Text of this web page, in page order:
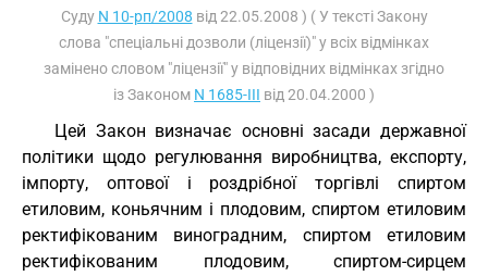
Суду N 10-рп/2008 від 22.05.2008 ) ( У тексті Закону
слова "спеціальні дозволи (ліцензії)" у всіх відмінках
замінено словом "ліцензії" у відповідних відмінках згідно
із Законом N 1685-III від 20.04.2000 )
Цей Закон визначає основні засади державної
політики щодо регулювання виробництва, експорту,
імпорту, оптової і роздрібної торгівлі спиртом
етиловим, коньячним і плодовим, спиртом етиловим
ректифікованим виноградним, спиртом етиловим
ректифікованим плодовим, спиртом-сирцем